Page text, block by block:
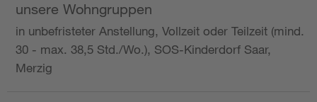
unsere Wohngruppen
in unbefristeter Anstellung, Vollzeit oder Teilzeit (mind.
30 - max. 38,5 Std./Wo.), SOS-Kinderdorf Saar,
Merzig